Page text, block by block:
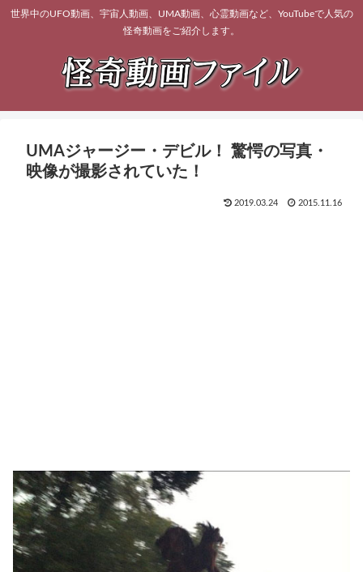
世界中のUFO動画、宇宙人動画、UMA動画、心霊動画など、YouTubeで人気の
怪奇動画をご紹介します。
UMAジャージー・デビル！ 驚愕の写真・
映像が撮影されていた！
2019.03.24 2015.11.16